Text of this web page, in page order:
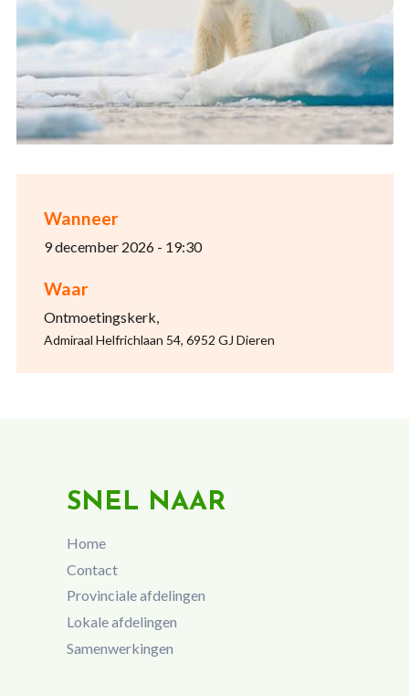
Wanneer
9 december 2026 - 19:30
Waar
Ontmoetingskerk,
Admiraal Helfrichlaan 54, 6952 GJ Dieren
SNEL NAAR
Home
Contact
Provinciale afdelingen
Lokale afdelingen
Samenwerkingen